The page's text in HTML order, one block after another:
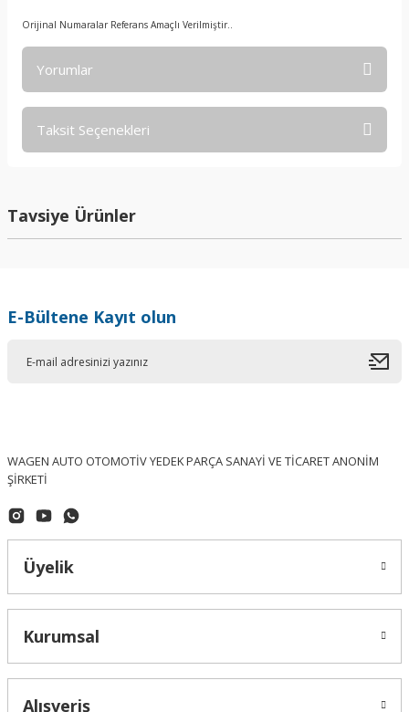
Orijinal Numaralar Referans Amaçlı Verilmiştir..
Yorumlar
Taksit Seçenekleri
Tavsiye Ürünler
E-Bültene Kayıt olun
WAGEN AUTO OTOMOTİV YEDEK PARÇA SANAYİ VE TİCARET ANONİM
ŞİRKETİ
Üyelik
Kurumsal
Alışveriş